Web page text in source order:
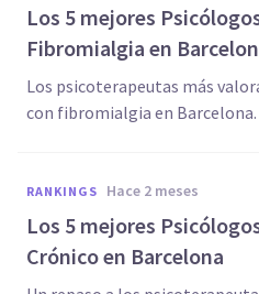
Los 5 mejores
Fibromialgia en
Los psicoterapeutas más
con fibromialgia en Barcelona.
RANKINGS hace 2 meses
Los 5 mejores
Crónico en Barcelona